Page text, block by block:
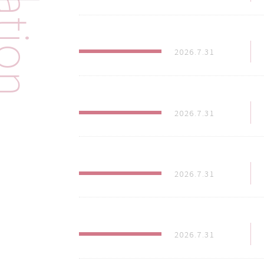
2026.7.31
2026.7.31
2026.7.31
2026.7.31